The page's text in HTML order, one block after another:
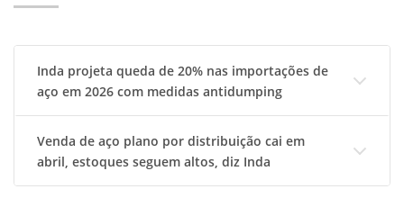
Inda projeta queda de 20% nas importações de
aço em 2026 com medidas antidumping
Venda de aço plano por distribuição cai em
abril, estoques seguem altos, diz Inda